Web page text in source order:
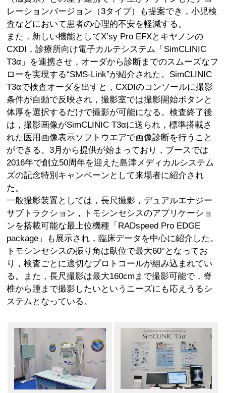
レーションバージョン（3タイプ）も提案でき，小児検
査などにおいて患者の心理的不安を軽減する。
また，新しい機能としてX’sy Pro EFXとキヤノンの
CXDI，診療所向け電子カルテシステム「SimCLINIC
T3α」を連携させ，オーダから診断までのスムーズなフ
ローを実現する“SMS-Link”が紹介された。SimCLINIC
T3αで検査オーダを出すと，CXDIのコンソールに撮影
条件が自動で反映され，撮影室では撮影開始ボタンと
体厚を選択するだけで撮影が可能になる。検査終了後
は，撮影画像がSimCLINIC T3αに送られ，標準搭載さ
れた医用画像表示ソフトウエアで画像診断を行うこと
ができる。3月から提供が始まっており，ブースでは
2016年で創立50周年を迎えた島津メディカルシステム
ズの記念特別キャンペーンとして来場者に紹介され
た。
一般撮影装置としては，長尺撮影，デュアルエナジー
サブトラクション，トモシンセシスのアプリケーショ
ンを搭載可能な最上位機種「RADspeed Pro EDGE
package」も展示され，臨床データを中心に紹介した。
トモシンセシスの振り角は臥位で最大60°となってお
り，検査ごとに適切なプロトコールが組み込まれてい
る。また，長尺撮影は最大160cmまで撮影可能で，脊
椎から踵まで撮影したいというニーズにも応えうるシ
ステムとなっている。